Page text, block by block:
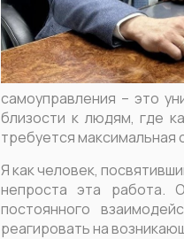
самоуправления – это
близости к людям, где
требуется максимальная
Я как человек,
непроста эта работа.
постоянного
реагировать на